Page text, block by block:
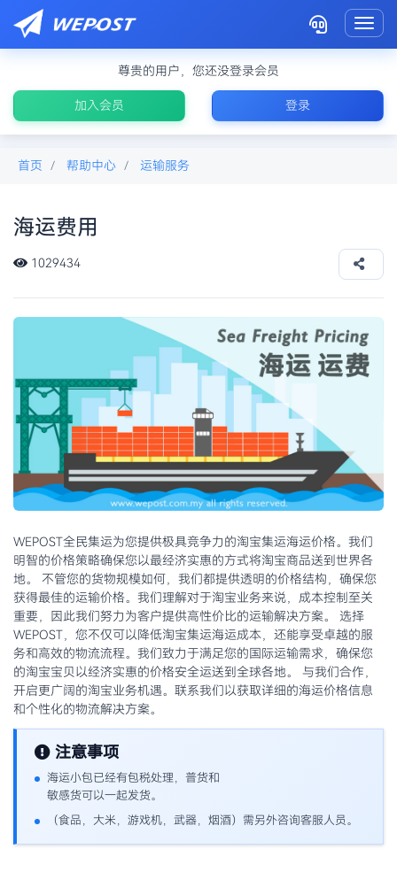
尊贵的用户，您还没登录会员
加入会员 登录
首页 帮助中心 运输服务
海运费用
1029434
WEPOST全民集运为您提供极具竞争力的淘宝集运海运价格。我们
明智的价格策略确保您以最经济实惠的方式将淘宝商品送到世界各
地。 不管您的货物规模如何，我们都提供透明的价格结构，确保您
获得最佳的运输价格。我们理解对于淘宝业务来说，成本控制至关
重要，因此我们努力为客户提供高性价比的运输解决方案。 选择
WEPOST，您不仅可以降低淘宝集运海运成本，还能享受卓越的服
务和高效的物流流程。我们致力于满足您的国际运输需求，确保您
的淘宝宝贝以经济实惠的价格安全运送到全球各地。 与我们合作，
开启更广阔的淘宝业务机遇。联系我们以获取详细的海运价格信息
和个性化的物流解决方案。
注意事项
海运小包已经有包税处理，普货和
敏感货可以一起发货。
（食品，大米，游戏机，武器，烟酒）需另外咨询客服人员。